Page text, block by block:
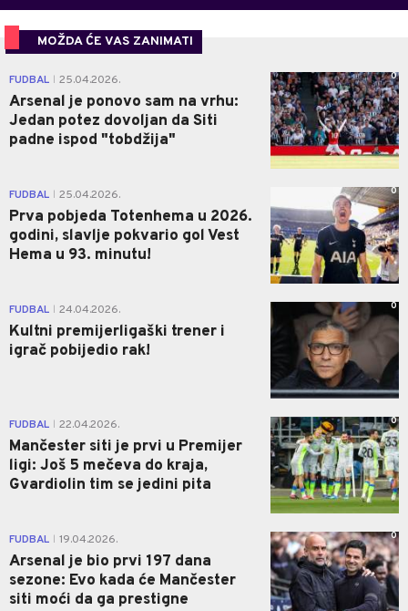
MOŽDA ĆE VAS ZANIMATI
FUDBAL 25.04.2026.
Arsenal je ponovo sam na vrhu:
Jedan potez dovoljan da Siti
padne ispod "tobdžija"
0
FUDBAL 25.04.2026.
Prva pobjeda Totenhema u 2026.
godini, slavlje pokvario gol Vest
Hema u 93. minutu!
0
FUDBAL 24.04.2026.
Kultni premijerligaški trener i
igrač pobijedio rak!
0
FUDBAL 22.04.2026.
Mančester siti je prvi u Premijer
ligi: Još 5 mečeva do kraja,
Gvardiolin tim se jedini pita
0
FUDBAL 19.04.2026.
Arsenal je bio prvi 197 dana
sezone: Evo kada će Mančester
siti moći da ga prestigne
0